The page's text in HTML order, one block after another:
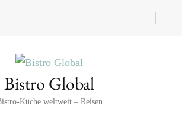
Bistro Global
Küche weltweit – Reisen